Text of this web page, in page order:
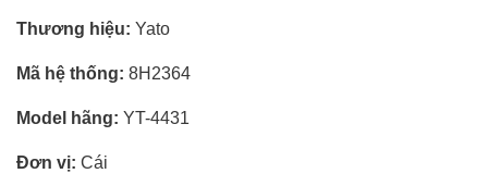
Thương hiệu: Yato
Mã hệ thống: 8H2364
Model hãng: YT-4431
Đơn vị: Cái